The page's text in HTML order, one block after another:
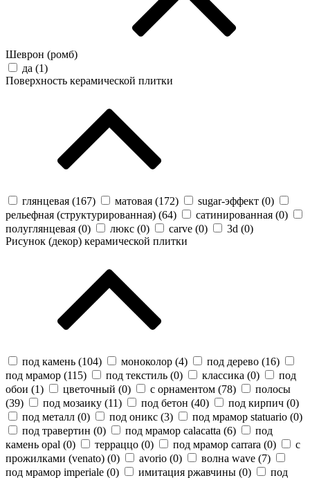
Шеврон (ромб)
да (1)
Поверхность керамической плитки
глянцевая (167) матовая (172) sugar-эффект (0)
рельефная (структурированная) (64) сатинированная (0)
полуглянцевая (0) люкс (0) carve (0) 3d (0)
Рисунок (декор) керамической плитки
под камень (104) моноколор (4) под дерево (16)
под мрамор (115) под текстиль (0) классика (0)
под
обои (1) цветочный (0) с орнаментом (78)
полосы
(39) под мозаику (11) под бетон (40) под кирпич (0)
под металл (0) под оникс (3) под мрамор statuario (0)
под травертин (0) под мрамор calacatta (6)
под
камень opal (0) терраццо (0) под мрамор carrara (0)
с
прожилками (venato) (0) avorio (0) волна wave (7)
под мрамор imperiale (0) имитация ржавчины (0)
под